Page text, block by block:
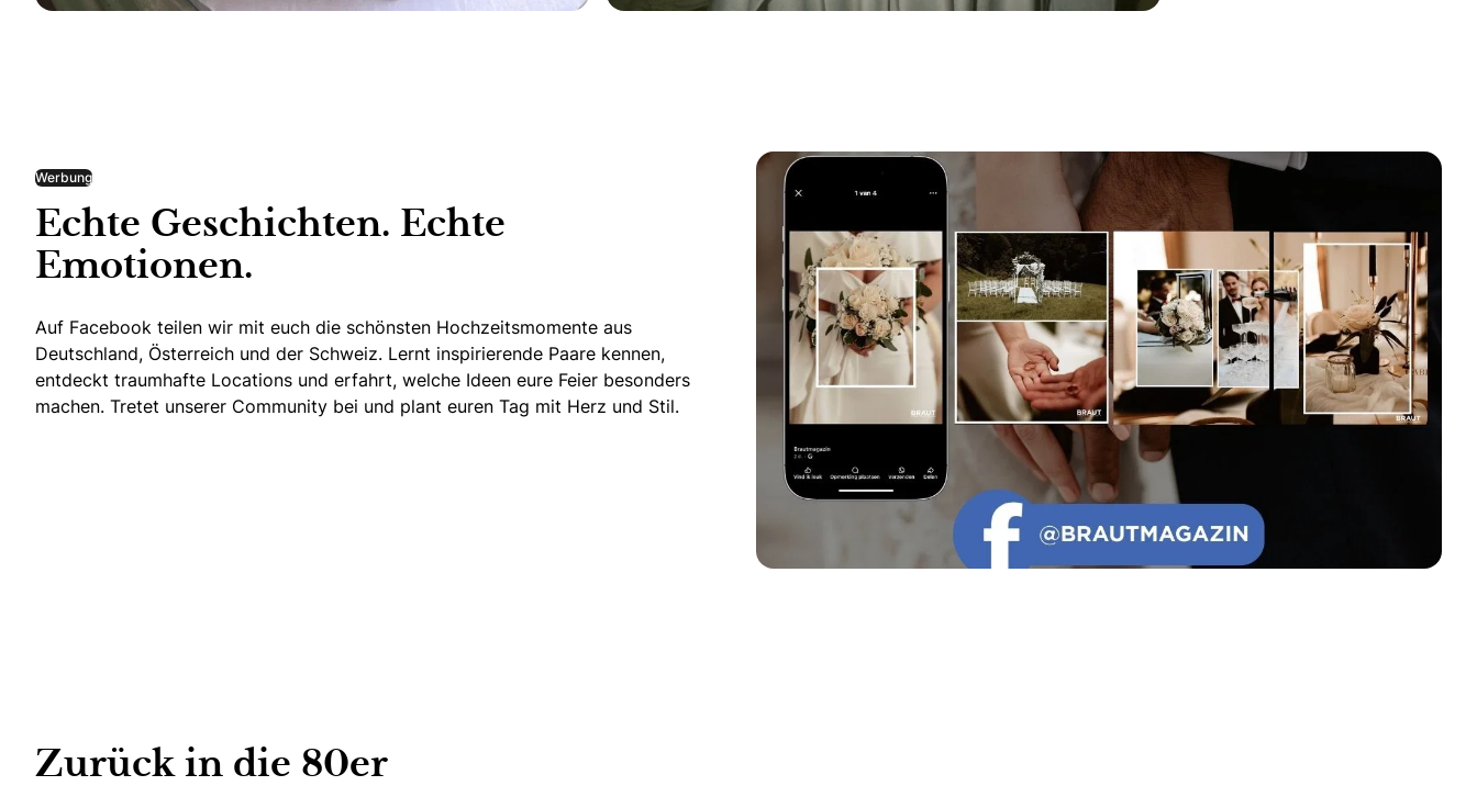
Werbung
Echte Geschichten. Echte
Emotionen.
Auf Facebook teilen wir mit euch die schönsten Hochzeitsmomente aus
Deutschland, Österreich und der Schweiz. Lernt inspirierende Paare kennen,
entdeckt traumhafte Locations und erfahrt, welche Ideen eure Feier besonders
machen. Tretet unserer Community bei und plant euren Tag mit Herz und Stil.
Zurück in die 80er